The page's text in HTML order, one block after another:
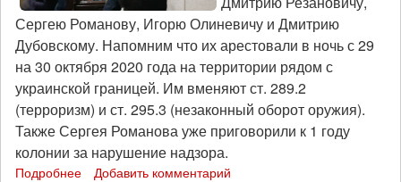
Сергею Романову, Игорю Олиневичу и Дмитрию
Дубовскому. Напомним что их арестовали в ночь с 29
на 30 октября 2020 года на территории рядом с
украинской границей. Им вменяют ст. 289.2
(терроризм) и ст. 295.3 (незаконный оборот оружия).
Также Сергея Романова уже приговорили к 1 году
колонии за нарушение надзора.
Подробнее Добавить комментарий